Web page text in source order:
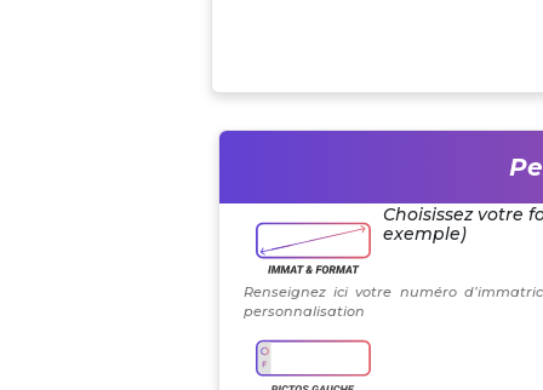
Choisissez votre
exemple)
Renseignez ici votre numéro
personnalisation